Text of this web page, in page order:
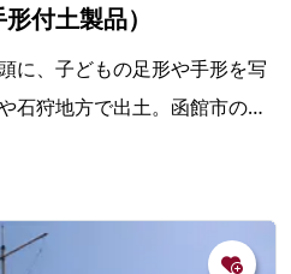
付土製品）
に、子どもの足形や手形を写
石狩地方で出土。函館市の豊
品」は国の重要文化財。